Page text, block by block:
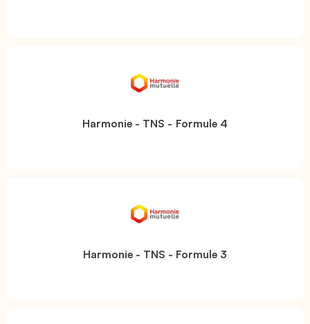
Harmonie - TNS - Formule 4
Harmonie - TNS - Formule 3